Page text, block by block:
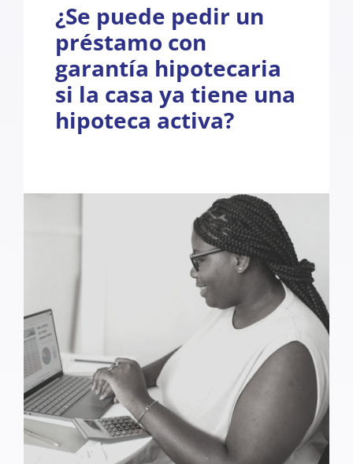
¿Se puede pedir un
préstamo con
garantía hipotecaria
si la casa ya tiene una
hipoteca activa?